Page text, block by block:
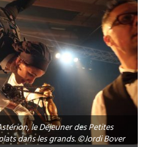
le Déjeuner des Petites
dans les grands. ©Jordi Bover